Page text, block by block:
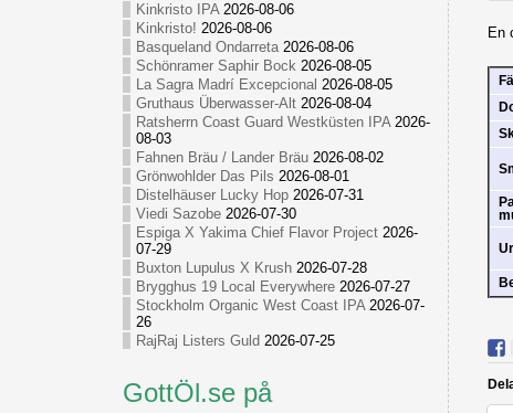
Kinkristo IPA 2026-08-06
Kinkristo! 2026-08-06
Basqueland Ondarreta 2026-08-06
Schönramer Saphir Bock 2026-08-05
La Sagra Madrí Excepcional 2026-08-05
Gruthaus Überwasser-Alt 2026-08-04
Ratsherrn Coast Guard Westküsten IPA 2026-
08-03
Fahnen Bräu / Lander Bräu 2026-08-02
Grönwohlder Das Pils 2026-08-01
Distelhäuser Lucky Hop 2026-07-31
Viedi Sazobe 2026-07-30
Espiga X Yakima Chief Flavor Project 2026-
07-29
Buxton Lupulus X Krush 2026-07-28
Brygghus 19 Local Everywhere 2026-07-27
Stockholm Organic West Coast IPA 2026-07-
26
RajRaj Listers Guld 2026-07-25
GottÖl.se på
En